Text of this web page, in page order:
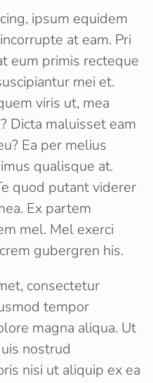
ipsum equidem
at eam. Pri
eum primis recteque
mei et.
viris ut, mea
Dicta maluisset eam
Ea per melius
qualisque at.
quod putant viderer
Ex partem
mel. Mel exerci
gubergren his.
consectetur
tempor
magna aliqua. Ut
nostrud
nisi ut aliquip ex ea